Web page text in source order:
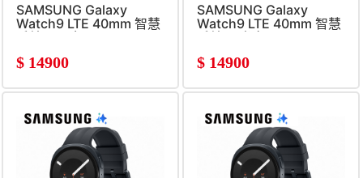
SAMSUNG Galaxy
Watch9 LTE 40mm 智慧
手錶 星石灰
$ 14900
SAMSUNG Galaxy
Watch9 LTE 40mm 智慧
手錶 星光白
$ 14900